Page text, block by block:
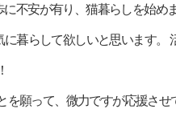
不安が有り、猫暮らしを始め
暮らして欲しいと思います。
願って、微力ですが応援させ